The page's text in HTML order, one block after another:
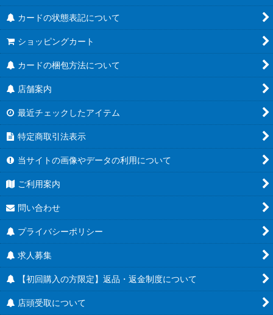
カードの状態表記について
ショッピングカート
カードの梱包方法について
店舗案内
最近チェックしたアイテム
特定商取引法表示
当サイトの画像やデータの利用について
ご利用案内
問い合わせ
プライバシーポリシー
求人募集
【初回購入の方限定】返品・返金制度について
店頭受取について